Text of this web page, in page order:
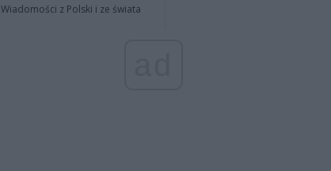
Wiadomości z Polski i ze świata